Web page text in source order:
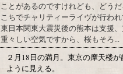
ことがあるのですけれども、どう
こちでチャリティーライヴが行われ
東日本関東大震災後の熊本は支援
重々しい空気ですから、桜もそろ...
２月18日の満月。東京の摩天楼
ように見える。